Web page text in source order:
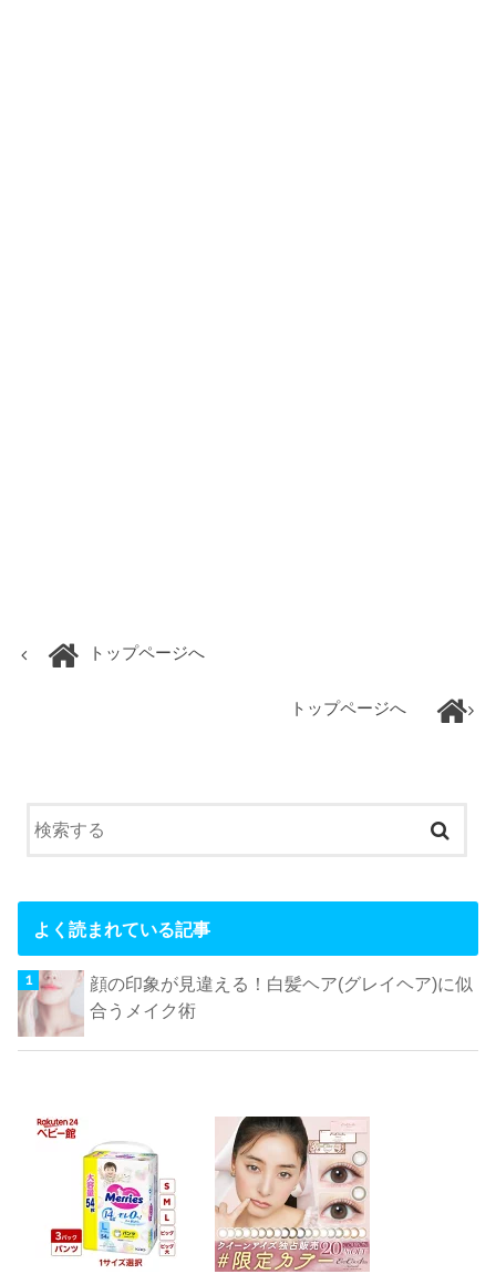
トップページへ
トップページへ
よく読まれている記事
顔の印象が見違える！白髪ヘア(グレイヘア)に似
合うメイク術